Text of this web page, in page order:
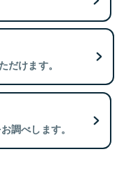
だけます。
調べします。